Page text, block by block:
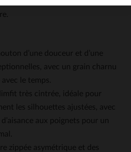
d’une douceur et d’une
avec un grain charnu
le temps.
très cintrée, idéale pour
les silhouettes ajustées, avec
aux poignets pour un
zippée asymétrique et des